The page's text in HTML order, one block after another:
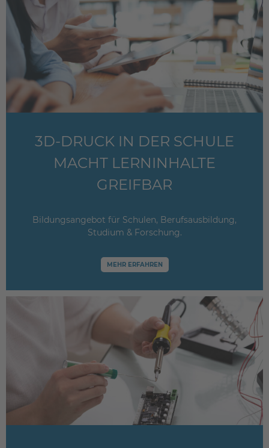
3D-DRUCK IN DER SCHULE
MACHT LERNINHALTE
GREIFBAR
Bildungsangebot für Schulen, Berufsausbildung,
Studium & Forschung.
MEHR ERFAHREN